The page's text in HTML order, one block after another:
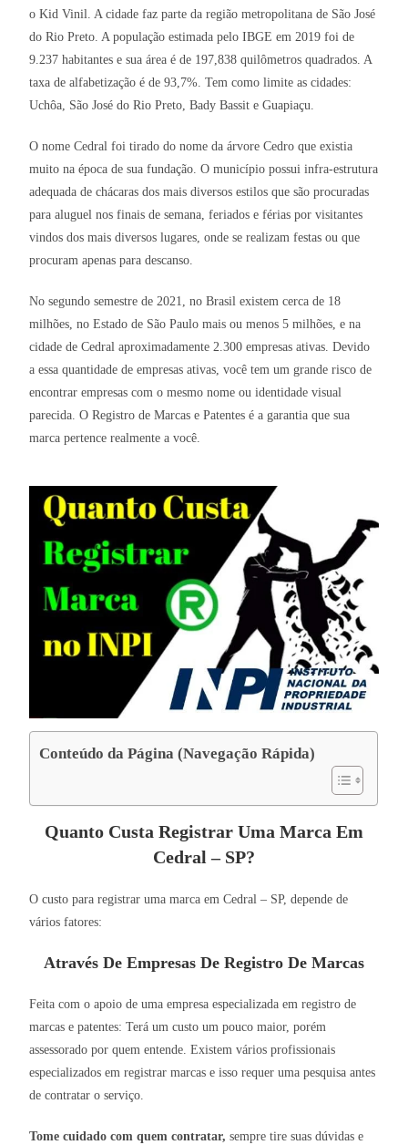
o Kid Vinil. A cidade faz parte da região metropolitana de São José
do Rio Preto. A população estimada pelo IBGE em 2019 foi de
9.237 habitantes e sua área é de 197,838 quilômetros quadrados. A
taxa de alfabetização é de 93,7%. Tem como limite as cidades:
Uchôa, São José do Rio Preto, Bady Bassit e Guapiaçu.
O nome Cedral foi tirado do nome da árvore Cedro que existia
muito na época de sua fundação. O município possui infra-estrutura
adequada de chácaras dos mais diversos estilos que são procuradas
para aluguel nos finais de semana, feriados e férias por visitantes
vindos dos mais diversos lugares, onde se realizam festas ou que
procuram apenas para descanso.
No segundo semestre de 2021, no Brasil existem cerca de 18
milhões, no Estado de São Paulo mais ou menos 5 milhões, e na
cidade de Cedral aproximadamente 2.300 empresas ativas. Devido
a essa quantidade de empresas ativas, você tem um grande risco de
encontrar empresas com o mesmo nome ou identidade visual
parecida. O Registro de Marcas e Patentes é a garantia que sua
marca pertence realmente a você.
Conteúdo da Página (Navegação Rápida)
Quanto Custa Registrar Uma Marca Em
Cedral – SP?
O custo para registrar uma marca em Cedral – SP, depende de
vários fatores:
Através De Empresas De Registro De Marcas
Feita com o apoio de uma empresa especializada em registro de
marcas e patentes: Terá um custo um pouco maior, porém
assessorado por quem entende. Existem vários profissionais
especializados em registrar marcas e isso requer uma pesquisa antes
de contratar o serviço.
Tome cuidado com quem contratar, sempre tire suas dúvidas e